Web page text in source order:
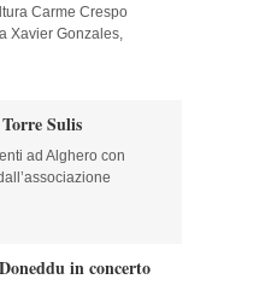
Carme Crespo
Xavier Gonzales,
Sulis
ad Alghero con
in concerto